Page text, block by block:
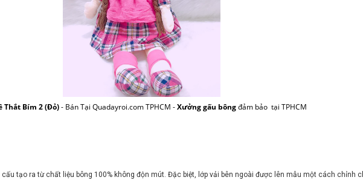
Thắt Bím 2 (Đỏ)- Bán Tại Quadayroi.com TPHCM -Xưởng gấu bôngđảm bảo tại TPHCM
tạo ra từ chất liệu bông 100% không độn mút. Đặc biệt, lớp vải bên ngoài được lên mẫu một cách chỉnh